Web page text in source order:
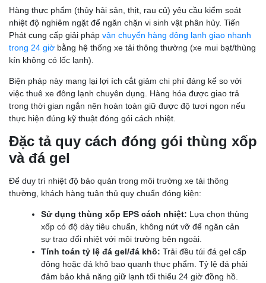
Hàng thực phẩm (thủy hải sản, thịt, rau củ) yêu cầu kiểm soát
nhiệt độ nghiêm ngặt để ngăn chặn vi sinh vật phân hủy. Tiến
Phát cung cấp giải pháp vận chuyển hàng đông lạnh giao nhanh
trong 24 giờ bằng hệ thống xe tải thông thường (xe mui bạt/thùng
kín không có lốc lạnh).
Biện pháp này mang lại lợi ích cắt giảm chi phí đáng kể so với
việc thuê xe đông lạnh chuyên dụng. Hàng hóa được giao trả
trong thời gian ngắn nên hoàn toàn giữ được độ tươi ngon nếu
thực hiện đúng kỹ thuật đóng gói cách nhiệt.
Đặc tả quy cách đóng gói thùng xốp
và đá gel
Để duy trì nhiệt độ bảo quản trong môi trường xe tải thông
thường, khách hàng tuân thủ quy chuẩn đóng kiện:
Sử dụng thùng xốp EPS cách nhiệt: Lựa chọn thùng
xốp có độ dày tiêu chuẩn, không nứt vỡ để ngăn cản
sự trao đổi nhiệt với môi trường bên ngoài.
Tính toán tỷ lệ đá gel/đá khô: Trải đều túi đá gel cấp
đông hoặc đá khô bao quanh thực phẩm. Tỷ lệ đá phải
đảm bảo khả năng giữ lạnh tối thiểu 24 giờ đồng hồ.